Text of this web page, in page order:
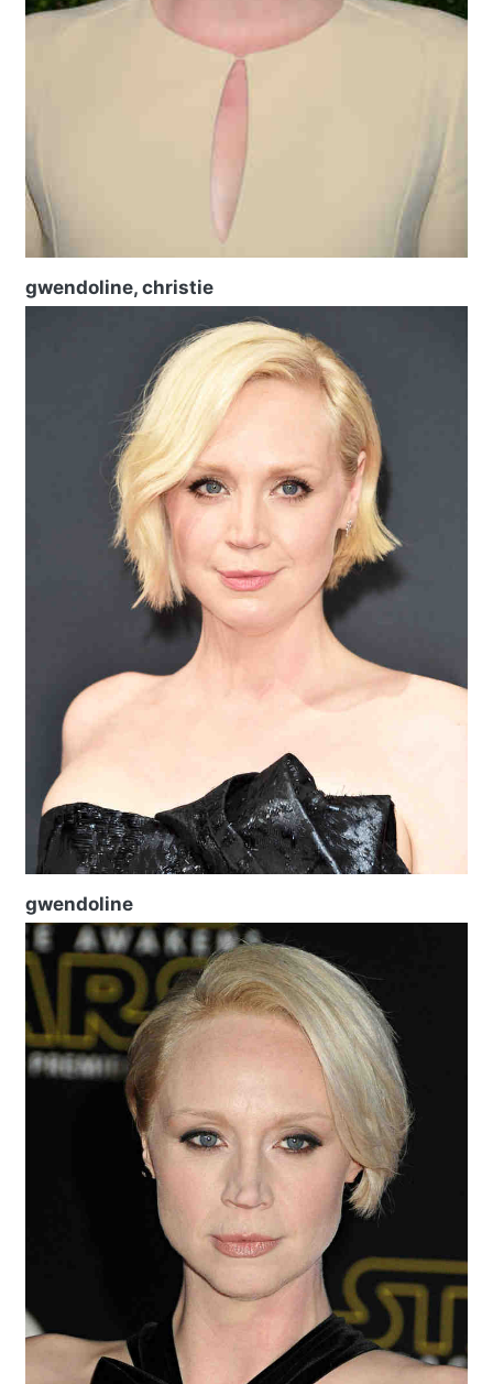
gwendoline, christie
gwendoline